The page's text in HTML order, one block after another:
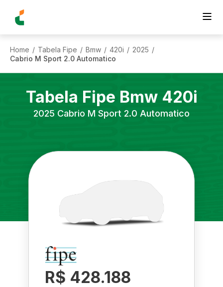
Home / Tabela Fipe / Bmw / 420i / 2025 /
Cabrio M Sport 2.0 Automatico
Tabela Fipe Bmw 420i
2025 Cabrio M Sport 2.0 Automatico
R$ 428.188